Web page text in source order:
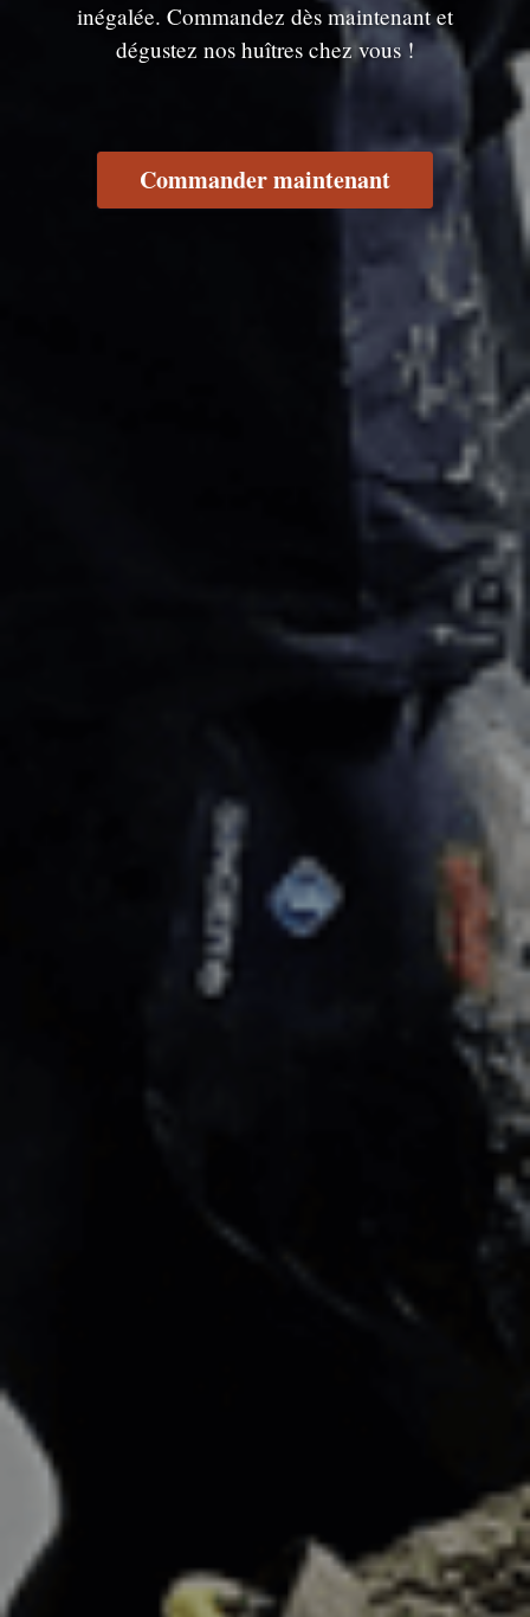
inégalée. Commandez dès maintenant et
dégustez nos huîtres chez vous !
Commander maintenant